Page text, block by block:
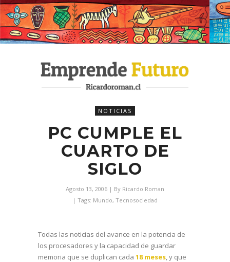
NOTICIAS
PC CUMPLE EL
CUARTO DE
SIGLO
Agosto 13, 2006 | By Ricardo Roman
| Tags: Mundo, Tecnosociedad
Todas las noticias del avance en la potencia de
los procesadores y la capacidad de guardar
memoria que se duplican cada 18 meses, y que